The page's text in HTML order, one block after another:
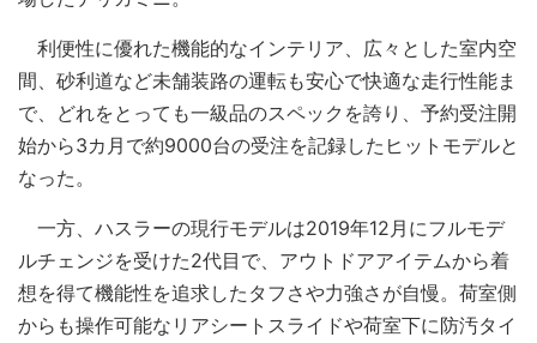
利便性に優れた機能的なインテリア、広々とした室内空
間、砂利道など未舗装路の運転も安心で快適な走行性能ま
で、どれをとっても一級品のスペックを誇り、予約受注開
始から3カ月で約9000台の受注を記録したヒットモデルと
なった。
一方、ハスラーの現行モデルは2019年12月にフルモデ
ルチェンジを受けた2代目で、アウトドアアイテムから着
想を得て機能性を追求したタフさや力強さが自慢。荷室側
からも操作可能なリアシートスライドや荷室下に防汚タイ